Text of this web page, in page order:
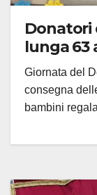
Donatori
lunga 63
Giornata del
consegna
bambini